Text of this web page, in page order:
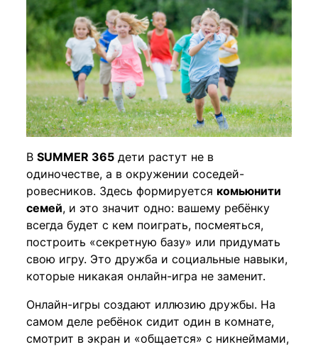
ВSUMMER 365 дети растут не в
одиночестве, а в окружении соседей-
ровесников. Здесь формируется комьюнити
семей, и это значит одно: вашему ребёнку
всегда будет с кем поиграть, посмеяться,
построить «секретную базу» или придумать
свою игру. Это дружба и социальные навыки,
которые никакая онлайн-игра не заменит.
Онлайн-игры создают иллюзию дружбы. На
самом деле ребёнок сидит один в комнате,
смотрит в экран и «общается» с никнеймами,